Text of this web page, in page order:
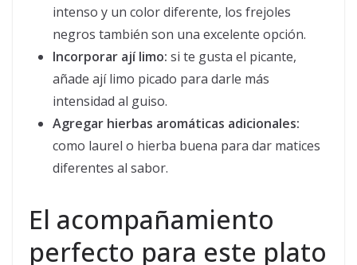
intenso y un color diferente, los frejoles
negros también son una excelente opción.
Incorporar ají limo: si te gusta el picante,
añade ají limo picado para darle más
intensidad al guiso.
Agregar hierbas aromáticas adicionales:
como laurel o hierba buena para dar matices
diferentes al sabor.
El acompañamiento
perfecto para este plato